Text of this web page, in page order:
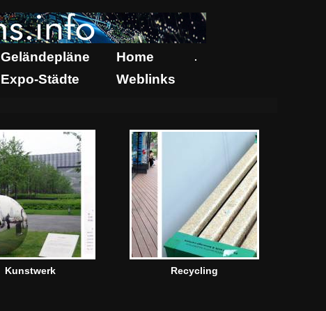
Geländepläne Home .
Expo-Städte Weblinks
Kunstwerk Recycling